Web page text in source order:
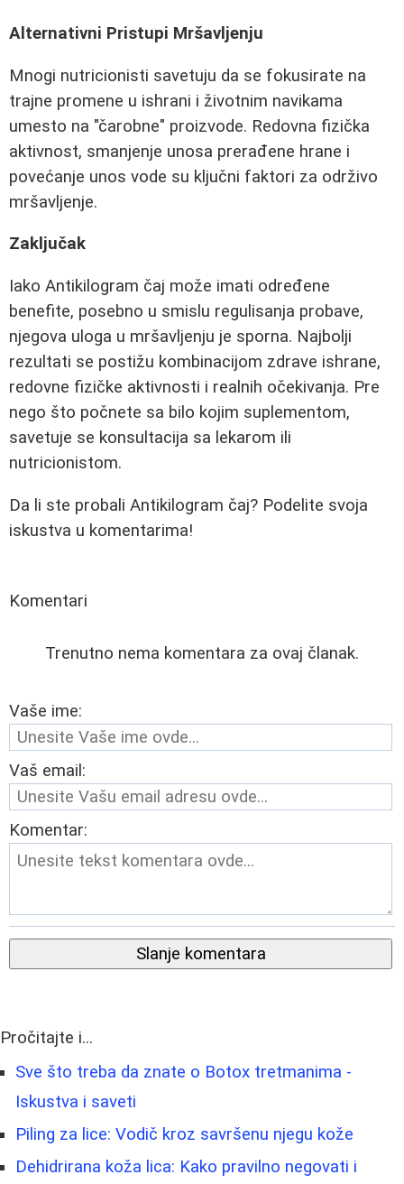
Alternativni Pristupi Mršavljenju
Mnogi nutricionisti savetuju da se fokusirate na
trajne promene u ishrani i životnim navikama
umesto na "čarobne" proizvode. Redovna fizička
aktivnost, smanjenje unosa prerađene hrane i
povećanje unos vode su ključni faktori za održivo
mršavljenje.
Zaključak
Iako Antikilogram čaj može imati određene
benefite, posebno u smislu regulisanja probave,
njegova uloga u mršavljenju je sporna. Najbolji
rezultati se postižu kombinacijom zdrave ishrane,
redovne fizičke aktivnosti i realnih očekivanja. Pre
nego što počnete sa bilo kojim suplementom,
savetuje se konsultacija sa lekarom ili
nutricionistom.
Da li ste probali Antikilogram čaj? Podelite svoja
iskustva u komentarima!
Komentari
Trenutno nema komentara za ovaj članak.
Vaše ime:
Vaš email:
Komentar:
Slanje komentara
Pročitajte i...
Sve što treba da znate o Botox tretmanima -
Iskustva i saveti
Piling za lice: Vodič kroz savršenu njegu kože
Dehidrirana koža lica: Kako pravilno negovati i